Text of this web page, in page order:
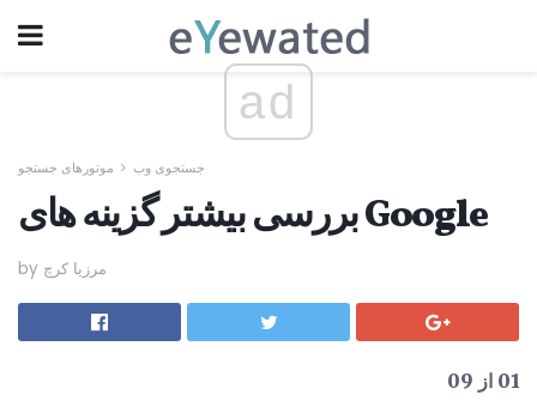
ad
جستجوی وب موتورهای جستجو
بررسی بیشتر گزینه های Google
by مرزیا کرچ
01 از 09